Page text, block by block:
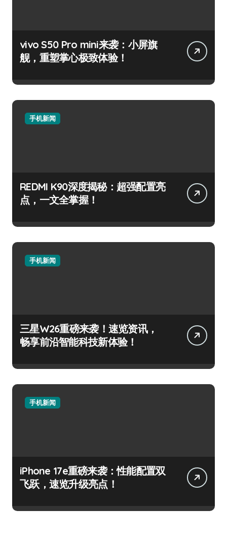
vivo S50 Pro mini来袭：小屏旗
舰，重塑掌心极致体验！
手机新闻
REDMI K90深度揭秘：超强配置亮
点，一文全掌握！
手机新闻
三星W26重磅来袭！速览资讯，
畅享前沿智能科技新体验！
手机新闻
iPhone 17e重磅来袭：性能配置双
飞跃，速览升级亮点！